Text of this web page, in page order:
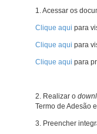
1. Acessar os
Clique aqui para
Clique aqui para
Clique aqui para
2. Realizar o
Termo de Adesão
3. Preencher